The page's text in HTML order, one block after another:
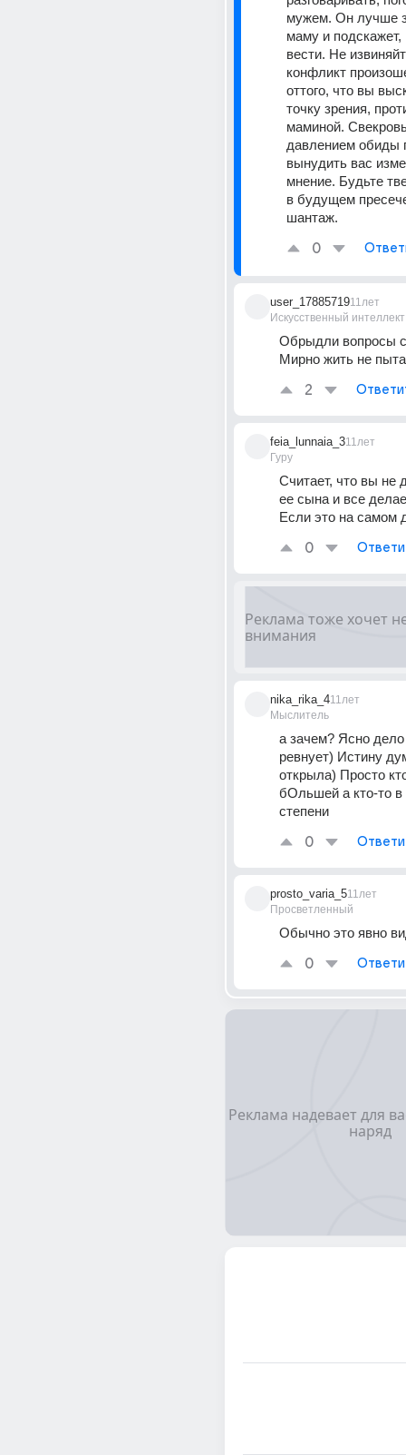
мужем. Он лучше
маму и подскажет,
вести. Не
конфликт
оттого, что вы
точку зрения,
маминой.
давлением обиды
вынудить вас
мнение. Будьте
в будущем
шантаж.
0
user_17885719
Искусственный интеллект
11лет
Обрыдли вопросы
Мирно жить не
2
feia_lunnaia_3
Гуру
11лет
Считает, что вы не
ее сына и все
Если это на самом
0
nika_rika_4
Мыслитель
11лет
а зачем? Ясно
ревнует) Истину
открыла) Просто
бОльшей а кто-то
степени
0
prosto_varia_5
Просветленный
11лет
Обычно это явно
0